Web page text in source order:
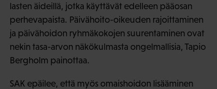
lasten äideillä, jotka käyttävät edelleen pääosan
perhevapaista. Päivähoito-oikeuden rajoittaminen
ja päivähoidon ryhmäkokojen suurentaminen ovat
nekin tasa-arvon näkökulmasta ongelmallisia, Tapio
Bergholm painottaa.
SAK epäilee, että myös omaishoidon lisääminen